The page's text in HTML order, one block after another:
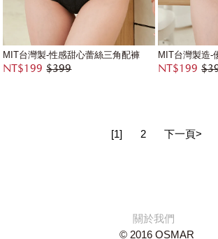
MIT台灣製-性感甜心蕾絲三角配褲
NT$199 $399 NT$199
[1] 2 下一頁>
關於我們
© 2016 OSMAR